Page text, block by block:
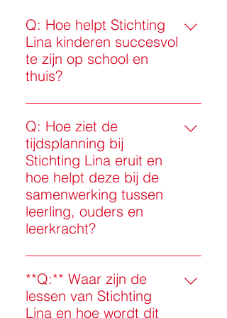
Q: Hoe helpt Stichting
Lina kinderen succesvol
te zijn op school en
thuis?
A: Stichting Lina zorgt voor een
goede samenwerking en
regelmatige evaluatie tussen
leerlingen, ouders, leerkrachten
en onze experts. We geloven dat
succes komt door iedereen erbij te
betrekken, met open
communicatie en goede
veilige en steunende
leeromgeving waar het kind zich
gehoord en begrepen voelt. Door
vaak te praten en de voortgang
Q: Hoe ziet de
tijdsplanning bij
Stichting Lina eruit en
hoe helpt deze bij de
samenwerking tussen
leerling, ouders en
leerkracht?
A: Bij Stichting Lina is een
duidelijke tijdsplanning cruciaal
om uitstekende begeleiding en
gegarandeerd succes te
**Q:** Waar zijn de
lessen van Stichting
Lina en hoe wordt dit